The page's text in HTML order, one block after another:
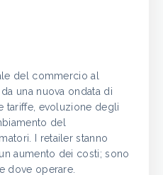
del commercio al
una nuova ondata di
tariffe, evoluzione degli
del
I retailer stanno
aumento dei costi; sono
dove operare.